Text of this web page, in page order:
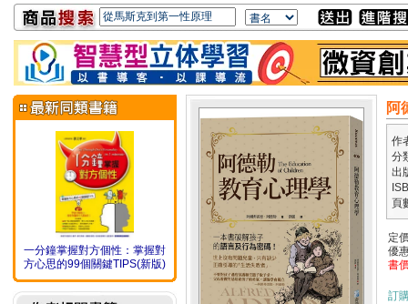
一分鐘掌握對方個性：掌握對
方心思的99個關鍵TIPS(新版)
阿
作
分
出
頁
定
優
書
訂